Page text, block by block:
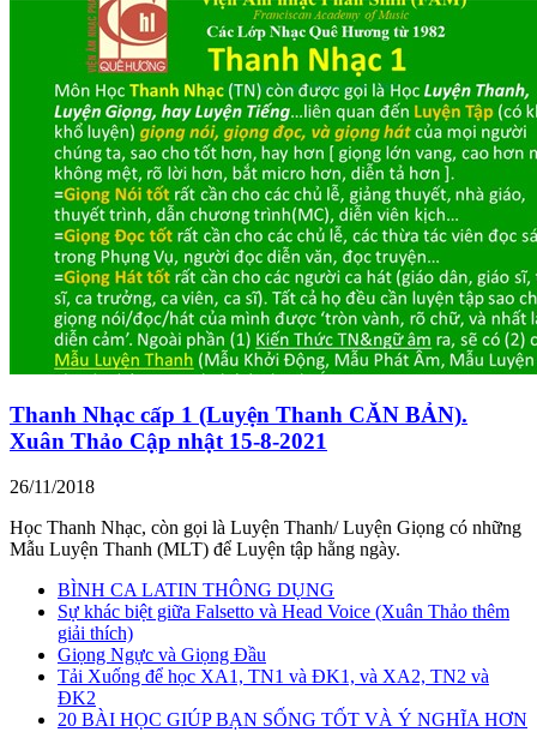
Thanh Nhạc cấp 1 (Luyện Thanh CĂN BẢN).
Xuân Thảo Cập nhật 15-8-2021
26/11/2018
Học Thanh Nhạc, còn gọi là Luyện Thanh/ Luyện Giọng có những
Mẫu Luyện Thanh (MLT) để Luyện tập hằng ngày.
BÌNH CA LATIN THÔNG DỤNG
Sự khác biệt giữa Falsetto và Head Voice (Xuân Thảo thêm
giải thích)
Giọng Ngực và Giọng Đầu
Tải Xuống để học XA1, TN1 và ĐK1, và XA2, TN2 và
ĐK2
20 BÀI HỌC GIÚP BẠN SỐNG TỐT VÀ Ý NGHĨA HƠN